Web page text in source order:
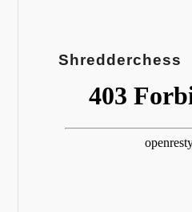
Shredderchess